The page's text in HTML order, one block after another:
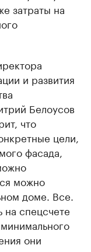
затраты на
и развития
Белоусов
что
цели,
фасада,
можно
доме. Все.
спецсчете
они